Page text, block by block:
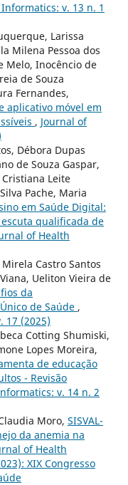
v. 13 n. 1
Larissa
Milena Pessoa dos
Melo, Inocêncio de
de Souza
Fernandes,
aplicativo móvel em
, Journal of
Débora Dupas
de Souza Gaspar,
Leite
Pache, Maria
em Saúde Digital:
qualificada de
of Health
Castro Santos
Ueliton Vieira de
da
de Saúde ,
17 (2025)
Cotting Shumiski,
Lopes Moreira,
de educação
- Revisão
v. 14 n. 2
Moro, SISVAL-
da anemia na
of Health
XIX Congresso